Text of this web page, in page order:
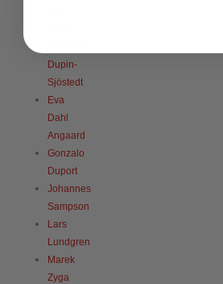
Dupin-
Sjöstedt
Eva
Dahl
Angaard
Gonzalo
Duport
Johannes
Sampson
Lars
Lundgren
Marek
Zyga